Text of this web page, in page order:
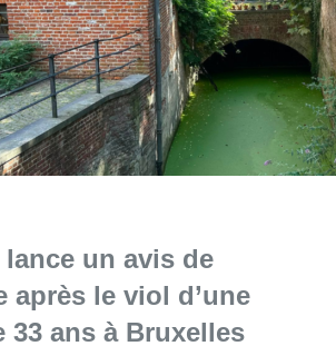
un avis de
après le viol d’une
33 ans à Bruxelles